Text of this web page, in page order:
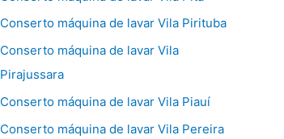
Conserto máquina de lavar Vila Pirituba
Conserto máquina de lavar Vila
Pirajussara
Conserto máquina de lavar Vila Piauí
Conserto máquina de lavar Vila Pereira